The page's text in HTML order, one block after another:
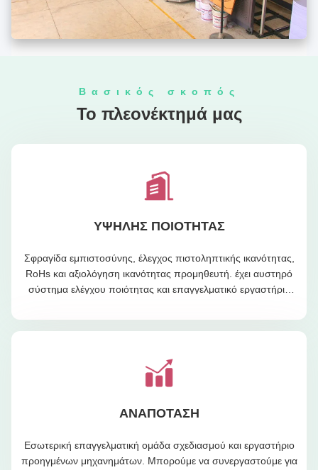
Βασικός σκοπός
Το πλεονέκτημά μας
ΥΨΗΛΉΣ ΠΟΙΌΤΗΤΑΣ
Σφραγίδα εμπιστοσύνης, έλεγχος πιστοληπτικής ικανότητας,
RoHs και αξιολόγηση ικανότητας προμηθευτή. έχει αυστηρό
σύστημα ελέγχου ποιότητας και επαγγελματικό εργαστήριο
ΑΝΑΠΟΤΑΣΗ
Εσωτερική επαγγελματική ομάδα σχεδιασμού και εργαστήριο
προηγμένων μηχανημάτων. Μπορούμε να συνεργαστούμε για